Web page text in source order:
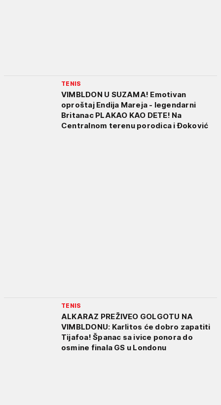
TENIS
VIMBLDON U SUZAMA! Emotivan
oproštaj Endija Mareja - legendarni
Britanac PLAKAO KAO DETE! Na
Centralnom terenu porodica i Đoković
TENIS
ALKARAZ PREŽIVEO GOLGOTU NA
VIMBLDONU: Karlitos će dobro zapatiti
Tijafoa! Španac sa ivice ponora do
osmine finala GS u Londonu